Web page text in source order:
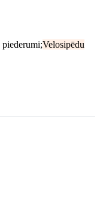
piederumi;Velosipēdu